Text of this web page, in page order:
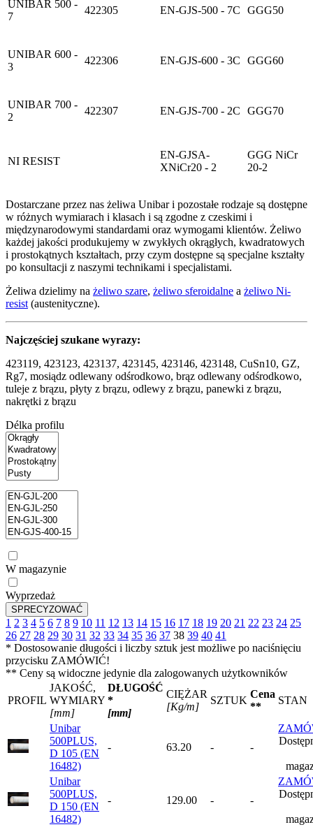
UNIBAR 500 -
7
422305 EN-GJS-500 - 7C GGG50
UNIBAR 600 -
3
422306 EN-GJS-600 - 3C GGG60
UNIBAR 700 -
2
422307 EN-GJS-700 - 2C GGG70
NI RESIST
EN-GJSA-
XNiCr20 - 2
GGG NiCr
20-2
Dostarczane przez nas żeliwa Unibar i pozostałe rodzaje są dostępne
w różnych wymiarach i klasach i są zgodne z czeskimi i
międzynarodowymi standardami oraz wymogami klientów. Żeliwo
każdej jakości produkujemy w zwykłych okrągłych, kwadratowych
i prostokątnych kształtach, przy czym dostępne są specjalne kształty
po konsultacji z naszymi technikami i specjalistami.
Żeliwa dzielimy na żeliwo szare, żeliwo sferoidalne a żeliwo Ni-
resist (austenityczne).
Najczęściej szukane wyrazy:
423119, 423123, 423137, 423145, 423146, 423148, CuSn10, GZ,
Rg7, mosiądz odlewany odśrodkowo, brąz odlewany odśrodkowo,
tuleje z brązu, płyty z brązu, odlewy z brązu, panewki z brązu,
nakrętki z brązu
Délka profilu
W magazynie
Wyprzedaż
1 2 3 4 5 6 7 8 9 10 11 12 13 14 15 16 17 18 19 20 21 22 23 24 25
26 27 28 29 30 31 32 33 34 35 36 37 38 39 40 41
* Dostosowanie długości i liczby sztuk jest możliwe po naciśnięciu
przycisku ZAMÓWIĆ!
** Ceny są widoczne jedynie dla zalogowanych użytkowników
PROFIL
JAKOŚĆ,
WYMIARY
[mm]
DŁUGOŚĆ
*
[mm]
CIĘŻAR
[Kg/m]
SZTUK
Cena
**
STAN
Unibar
500PLUS,
D 105 (EN
16482)
- 63.20 - -
Unibar
500PLUS,
D 150 (EN
16482)
- 129.00 - -